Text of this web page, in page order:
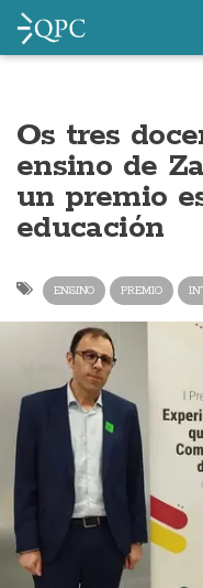
Os tres
ensino de
un premio
educación
ENSINO PREMIO